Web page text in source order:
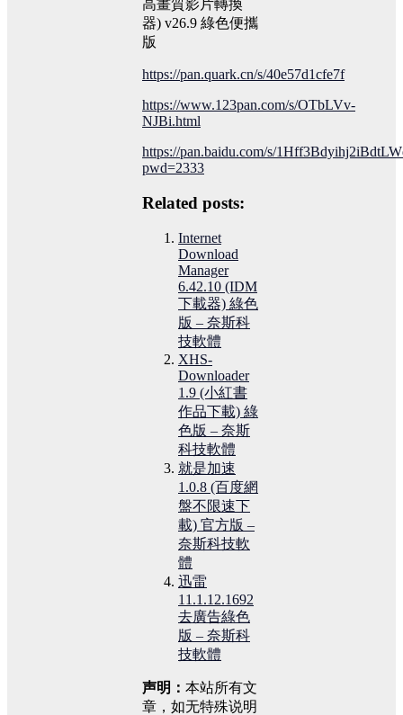
高畫質影片轉換
器) v26.9 綠色便攜
版
https://pan.quark.cn/s/40e57d1cfe7f
https://www.123pan.com/s/OTbLVv-
NJBi.html
https://pan.baidu.com/s/
pwd=2333
Related posts:
Internet
Download
Manager
6.42.10 (IDM
下載器) 綠色
版 – 奈斯科
技軟體
XHS-
Downloader
1.9 (小紅書
作品下載) 綠
色版 – 奈斯
科技軟體
就是加速
1.0.8 (百度網
盤不限速下
載) 官方版 –
奈斯科技軟
體
迅雷
11.1.12.1692
去廣告綠色
版 – 奈斯科
技軟體
声明： 本站所有文
章，如无特殊说明